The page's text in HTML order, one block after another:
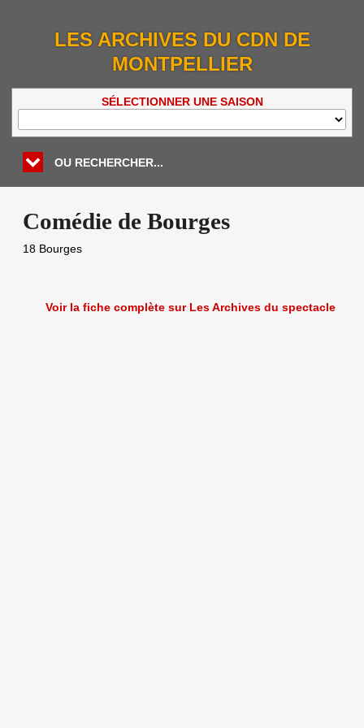
LES ARCHIVES DU CDN DE
MONTPELLIER
SÉLECTIONNER UNE SAISON
OU RECHERCHER...
Comédie de Bourges
18 Bourges
Voir la fiche complète sur Les Archives du spectacle